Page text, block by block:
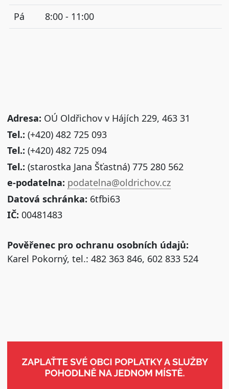
Pá
8:00 - 11:00
Adresa: OÚ Oldřichov v Hájích 229, 463 31
Tel.: (+420) 482 725 093
Tel.: (+420) 482 725 094
Tel.: (starostka Jana Šťastná) 775 280 562
e-podatelna: podatelna@oldrichov.cz
Datová schránka: 6tfbi63
IČ: 00481483
Pověřenec pro ochranu osobních údajů:
Karel Pokorný, tel.: 482 363 846, 602 833 524